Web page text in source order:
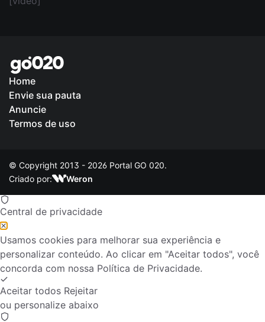
Home
Envie sua pauta
Anuncie
Termos de uso
© Copyright 2013 - 2026 Portal GO 020.
Criado por:
Weron
Central de privacidade
Usamos cookies para melhorar sua experiência e
personalizar conteúdo. Ao clicar em "Aceitar todos", você
concorda com nossa Política de Privacidade.
Aceitar todos Rejeitar
ou personalize abaixo